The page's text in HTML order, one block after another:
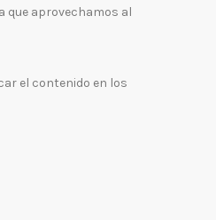
que aprovechamos al
el contenido en los